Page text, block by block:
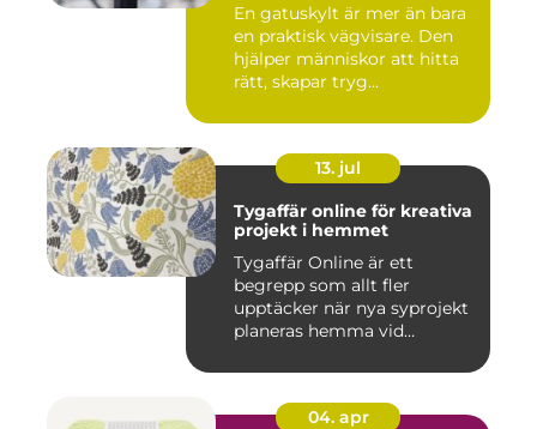
En gatuskylt är mer än bara
en praktisk vägvisare. Den
hjälper människor att hitta
rätt, skapar tryg...
13. jul
Tygaffär online för kreativa
projekt i hemmet
Tygaffär Online är ett
begrepp som allt fler
upptäcker när nya syprojekt
planeras hemma vid
04. apr